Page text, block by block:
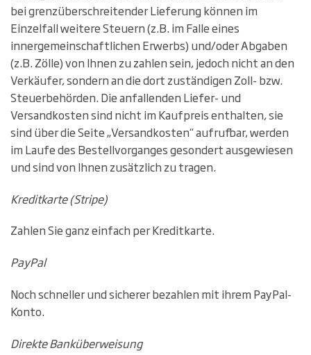
bei grenzüberschreitender Lieferung können im
Einzelfall weitere Steuern (z.B. im Falle eines
innergemeinschaftlichen Erwerbs) und/oder Abgaben
(z.B. Zölle) von Ihnen zu zahlen sein, jedoch nicht an den
Verkäufer, sondern an die dort zuständigen Zoll- bzw.
Steuerbehörden. Die anfallenden Liefer- und
Versandkosten sind nicht im Kaufpreis enthalten, sie
sind über die Seite „Versandkosten“ aufrufbar, werden
im Laufe des Bestellvorganges gesondert ausgewiesen
und sind von Ihnen zusätzlich zu tragen.
Kreditkarte (Stripe)
Zahlen Sie ganz einfach per Kreditkarte.
PayPal
Noch schneller und sicherer bezahlen mit ihrem PayPal-
Konto.
Direkte Banküberweisung